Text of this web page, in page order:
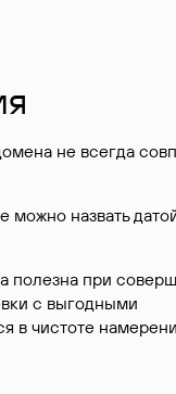
не всегда
назвать
полезна при
с выгодными
в чистоте